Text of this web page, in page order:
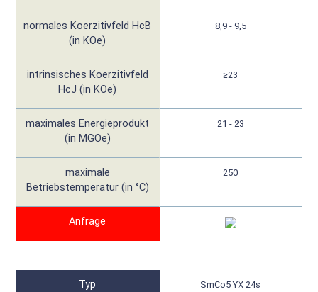
normales Koerzitivfeld HcB
(in KOe)
8,9 - 9,5
intrinsisches Koerzitivfeld
HcJ (in KOe)
≥23
maximales Energieprodukt
(in MGOe)
21 - 23
maximale
Betriebstemperatur (in °C)
250
Anfrage
Typ SmCo5 YX 24s